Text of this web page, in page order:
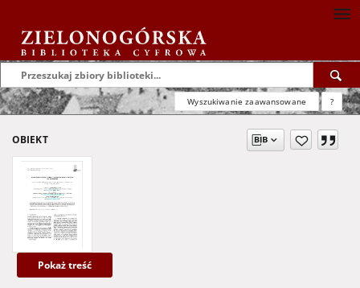
Wyszukiwanie zaawansowane ?
OBIEKT
Pokaż treść